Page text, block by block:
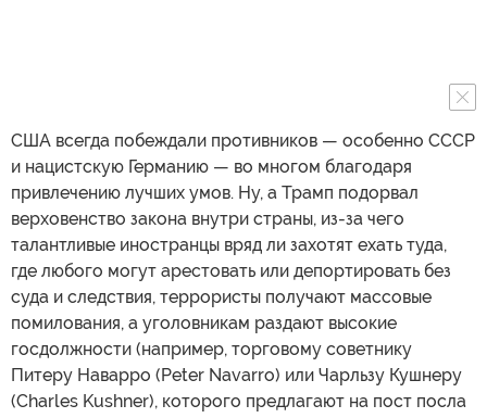
США всегда побеждали противников — особенно СССР
и нацистскую Германию — во многом благодаря
привлечению лучших умов. Ну, а Трамп подорвал
верховенство закона внутри страны, из-за чего
талантливые иностранцы вряд ли захотят ехать туда,
где любого могут арестовать или депортировать без
суда и следствия, террористы получают массовые
помилования, а уголовникам раздают высокие
госдолжности (например, торговому советнику
Питеру Наварро (Peter Navarro) или Чарльзу Кушнеру
(Charles Kushner), которого предлагают на пост посла